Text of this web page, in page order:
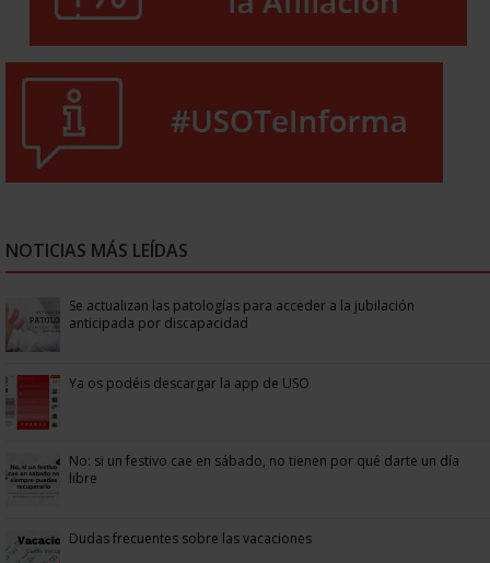
NOTICIAS MÁS LEÍDAS
Se actualizan las patologías para acceder a la jubilación
anticipada por discapacidad
Ya os podéis descargar la app de USO
No: si un festivo cae en sábado, no tienen por qué darte un día
libre
Dudas frecuentes sobre las vacaciones